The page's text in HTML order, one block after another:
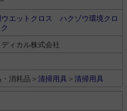
ウエットクロス ハクゾウ環境クロ
ィカル株式会社
消耗品＞ 清掃用具＞ 清掃用具